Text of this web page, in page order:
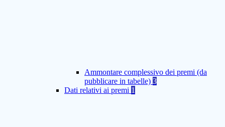
Ammontare complessivo dei premi (da
pubblicare in tabelle) 3
Dati relativi ai premi 1